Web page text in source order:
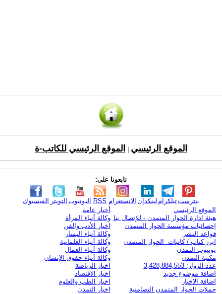
الموقع الرئيسي الموقع الرئيسي للكاتب-ة
تابعونا على:
الفيسبوك التويتر اليوتيوب RSS الانستغرام لينكدإن تيلكرامبنترست
الموقع الرئيسي
هيئة ادارة الحوار المتمدن - للإتصال بنا
إحصائيات مؤسسة الحوار المتمدن
قواعد النشر
ابرز كتاب / كاتبات الحوار المتمدن
يوتيوب التمدن
مكتبة التمدن
عدد الزوار: 3,428,884,553
اضافة موضوع جديد
اضافة الاخبار
حملات الحوار المتمدن التضامنية
أخبار عامة
وكالة أنباء المرأة
اخبار الأدب والفن
وكالة أنباء اليسار
وكالة أنباء العلمانية
وكالة أنباء العمال
وكالة أنباء حقوق الإنسان
اخبار الرياضة
اخبار الاقتصاد
اخبار الطب والعلوم
اخبار التمدن